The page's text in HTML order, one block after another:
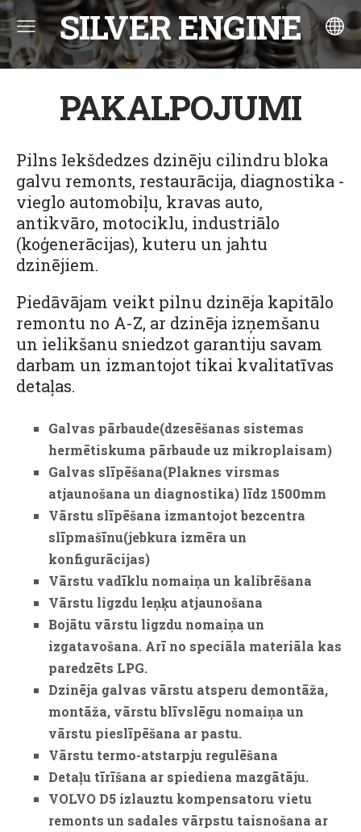
SILVER ENGINE
PAKALPOJUMI
Pilns Iekšdedzes dzinēju cilindru bloka
galvu remonts, restaurācija, diagnostika -
vieglo automobiļu, kravas auto,
antikvāro, motociklu, industriālo
(koģenerācijas), kuteru un jahtu
dzinējiem.
Piedāvājam veikt pilnu dzinēja kapitālo
remontu no A-Z, ar dzinēja izņemšanu
un ielikšanu sniedzot garantiju savam
darbam un izmantojot tikai kvalitatīvas
detaļas.
Galvas pārbaude(dzesēšanas sistemas
hermētiskuma pārbaude uz mikroplaisam)
Galvas slīpēšana(Plaknes virsmas
atjaunošana un diagnostika) līdz 1500mm
Vārstu slīpēšana izmantojot bezcentra
slīpmašīnu(jebkura izmēra un
konfigurācijas)
Vārstu vadīklu nomaiņa un kalibrēšana
Vārstu ligzdu leņķu atjaunošana
Bojātu vārstu ligzdu nomaiņa un
izgatavošana. Arī no speciāla materiāla kas
paredzēts LPG.
Dzinēja galvas vārstu atsperu demontāža,
montāža, vārstu blīvslēgu nomaiņa un
vārstu pieslīpēšana ar pastu.
Vārstu termo-atstarpju regulēšana
Detaļu tīrīšana ar spiediena mazgātāju.
VOLVO D5 izlauztu kompensatoru vietu
remonts un sadales vārpstu taisnošana ar